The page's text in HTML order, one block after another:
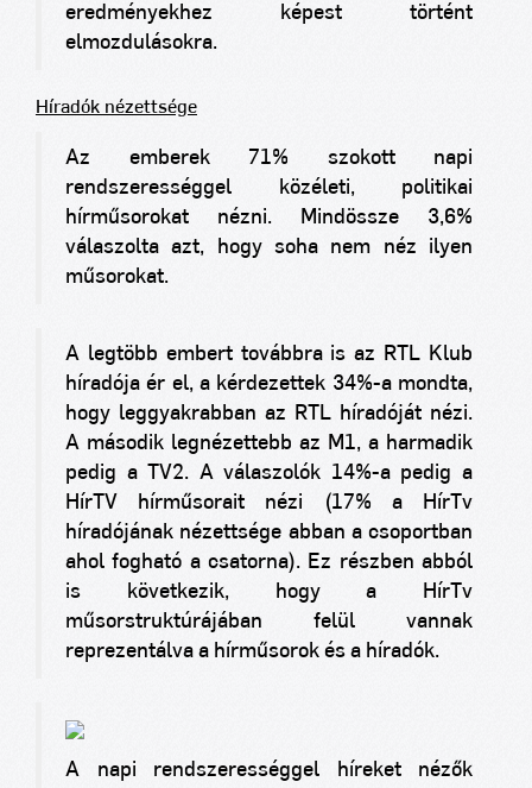
eredményekhez képest történt
elmozdulásokra.
Híradók nézettsége
Az emberek 71% szokott napi
rendszerességgel közéleti, politikai
hírműsorokat nézni. Mindössze 3,6%
válaszolta azt, hogy soha nem néz ilyen
műsorokat.
A legtöbb embert továbbra is az RTL Klub
híradója ér el, a kérdezettek 34%-a mondta,
hogy leggyakrabban az RTL híradóját nézi.
A második legnézettebb az M1, a harmadik
pedig a TV2. A válaszolók 14%-a pedig a
HírTV hírműsorait nézi (17% a HírTv
híradójának nézettsége abban a csoportban
ahol fogható a csatorna). Ez részben abból
is következik, hogy a HírTv
műsorstruktúrájában felül vannak
reprezentálva a hírműsorok és a híradók.
A napi rendszerességgel híreket nézők